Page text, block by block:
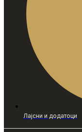
Лајсни и додатоци